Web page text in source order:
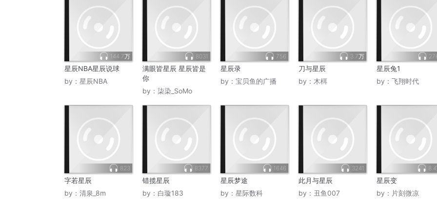
144.7万
星辰NBA星辰说球
by： 星辰NBA
8031
满眼皆星辰 星辰皆是
你
by： 柒染_SoMo
756
星辰录
by： 宝贝鱼的广播
3.7万
刀与星辰
by： 木栮
星辰兔1
by： 飞翔时代
823
字若星辰
by： 清泉_8m
8377
错揽星辰
by： 白璇183
1646
星辰梦途
by： 星际数科
3241
此月与星辰
by： 丑鱼007
星辰变
by： 片刻微凉